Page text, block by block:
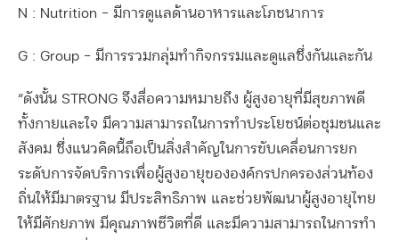
N : Nutrition – มีการดูแลด้านอาหารและโภชนาการ
G : Group – มีการรวมกลุ่มทำกิจกรรมและดูแลซึ่งกันและกัน
“ดังนั้น STRONG จึงสื่อความหมายถึง ผู้สูงอายุที่มีสุขภาพดี
ทั้งกายและใจ มีความสามารถในการทำประโยชน์ต่อชุมชนและ
สังคม ซึ่งแนวคิดนี้ถือเป็นสิ่งสำคัญในการขับเคลื่อนการยก
ระดับการจัดบริการเพื่อผู้สูงอายุขององค์กรปกครองส่วนท้อง
ถิ่นให้มีมาตรฐาน มีประสิทธิภาพ และช่วยพัฒนาผู้สูงอายุไทย
ให้มีศักยภาพ มีคุณภาพชีวิตที่ดี และมีความสามารถในการทำ